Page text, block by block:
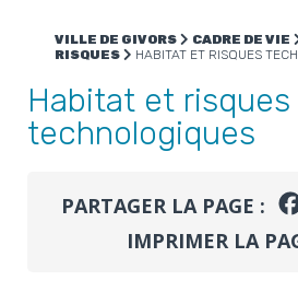
VILLE DE GIVORS CADRE DE VIE
RISQUES
HABITAT ET RISQUES
Habitat et risques
technologiques
PARTAGER LA PAGE :
IMPRIMER LA